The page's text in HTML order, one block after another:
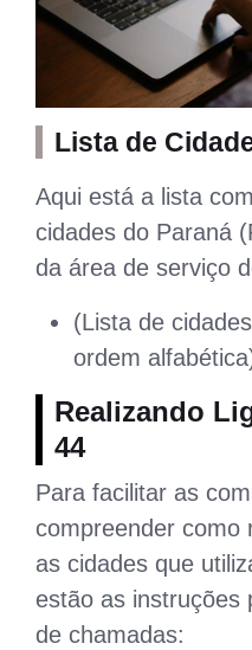
Lista de
Aqui está a lista
cidades do Paraná
da área de serviço
(Lista de
ordem
Realizando
44
Para facilitar as
compreender como
as cidades que
estão as instruções
de chamadas: